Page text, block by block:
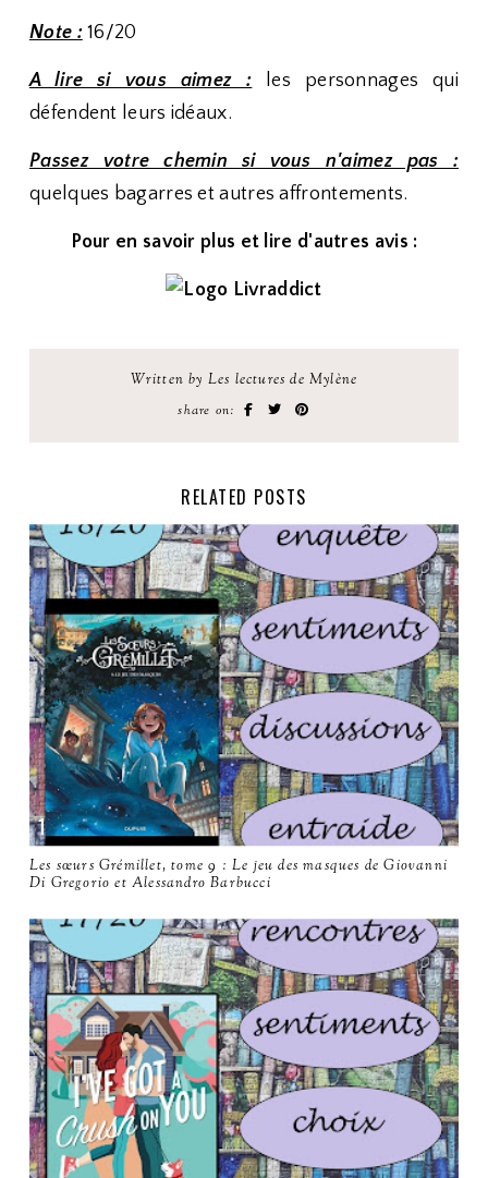
Note :16/20
A lire si vous aimez : les personnages qui
défendent leurs idéaux.
Passez votre chemin si vous n'aimez pas :
quelques bagarres et autres affrontements.
Pour en savoir plus et lire d'autres avis :
Written by Les lectures de Mylène
share on:
RELATED POSTS
Les sœurs Grémillet, tome 9 : Le jeu des masques de Giovanni
Di Gregorio et Alessandro Barbucci